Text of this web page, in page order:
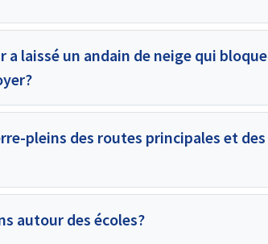
laissé un andain de neige qui bloque
pleins des routes principales et des
autour des écoles?